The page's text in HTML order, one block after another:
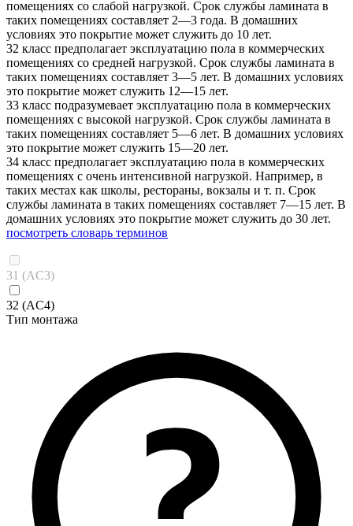
помещениях со слабой нагрузкой. Срок службы ламината в
таких помещениях составляет 2—3 года. В домашних
условиях это покрытие может служить до 10 лет.
32 класс предполагает эксплуатацию пола в коммерческих
помещениях со средней нагрузкой. Срок службы ламината в
таких помещениях составляет 3—5 лет. В домашних условиях
это покрытие может служить 12—15 лет.
33 класс подразумевает эксплуатацию пола в коммерческих
помещениях с высокой нагрузкой. Срок службы ламината в
таких помещениях составляет 5—6 лет. В домашних условиях
это покрытие может служить 15—20 лет.
34 класс предполагает эксплуатацию пола в коммерческих
помещениях с очень интенсивной нагрузкой. Например, в
таких местах как школы, рестораны, вокзалы и т. п. Срок
службы ламината в таких помещениях составляет 7—15 лет. В
домашних условиях это покрытие может служить до 30 лет.
посмотреть словарь терминов
31 (AC3)
32 (AC4)
Тип монтажа